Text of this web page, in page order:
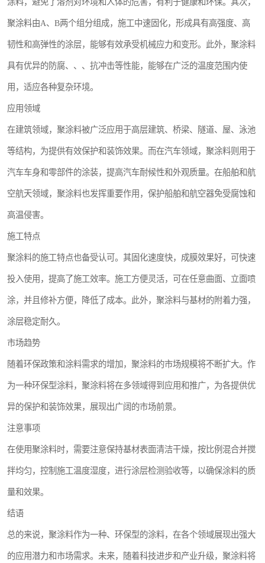
聚涂料由A、B两个组分组成，施工中速固化，形成具有高强度、高
韧性和高弹性的涂层，能够有效承受机械应力和变形。此外，聚涂料
具有优异的防腐、、、抗冲击等性能，能够在广泛的温度范围内使
用，适应各种复杂环境。
应用领域
在建筑领域，聚涂料被广泛应用于高层建筑、桥梁、隧道、屋、泳池
等结构，为提供有效保护和装饰效果。而在汽车领域，聚涂料则用于
汽车车身和零部件的涂装，提高汽车耐候性和外观质量。在船舶和航
空航天领域，聚涂料也发挥重要作用，保护船舶和航空器免受腐蚀和
高温侵害。
施工特点
聚涂料的施工特点也备受认可。其固化速度快，成膜效果好，可快速
投入使用，提高了施工效率。施工方便灵活，可在任意曲面、立面喷
涂，并且修补方便，降低了成本。此外，聚涂料与基材的附着力强，
涂层稳定耐久。
市场趋势
随着环保政策和涂料需求的增加，聚涂料的市场规模将不断扩大。作
为一种环保型涂料，聚涂料将在多领域得到应用和推广，为各提供优
异的保护和装饰效果，展现出广阔的市场前景。
注意事项
在使用聚涂料时，需要注意保持基材表面清洁干燥，按比例混合并搅
拌均匀，控制施工温度湿度，进行涂层检测验收等，以确保涂料的质
量和效果。
结语
总的来说，聚涂料作为一种、环保型的涂料，在各个领域展现出强大
的应用潜力和市场需求。未来，随着科技进步和产业升级，聚涂料将